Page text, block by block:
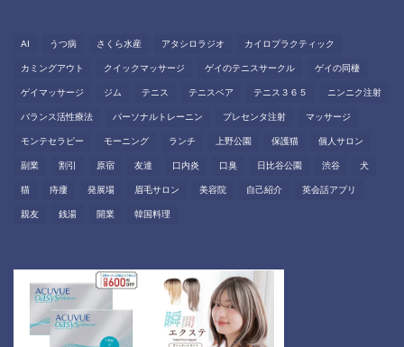
AI うつ病 さくら水産 アタシロラジオ カイロプラクティック
カミングアウト クイックマッサージ ゲイのテニスサークル ゲイの同棲
ゲイマッサージ ジム テニス テニスベア テニス３６５ ニンニク注射
バランス活性療法 パーソナルトレーニン プレセンタ注射 マッサージ
モンテセラピー モーニング ランチ 上野公園 保護猫 個人サロン
副業 割引 原宿 友達 口内炎 口臭 日比谷公園 渋谷 犬
猫 痔瘻 発展場 眉毛サロン 美容院 自己紹介 英会話アプリ
親友 銭湯 開業 韓国料理